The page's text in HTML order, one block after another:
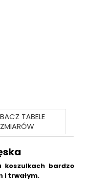
TABELE
koszulkach bardzo
i trwałym.